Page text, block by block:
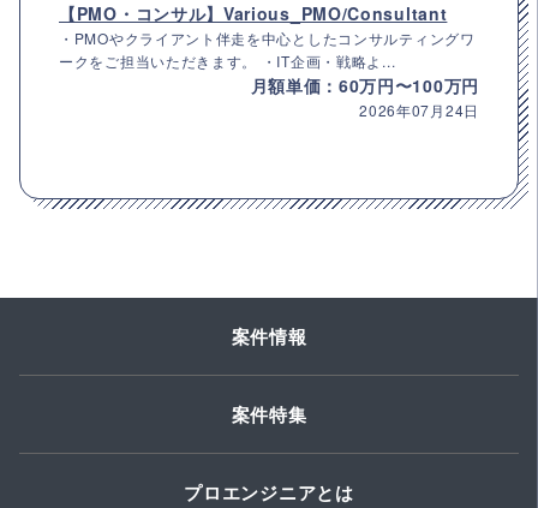
【PMO・コンサル】Various_PMO/Consultant
・PMOやクライアント伴走を中心としたコンサルティングワ
ークをご担当いただきます。 ・IT企画・戦略よ...
月額単価：60万円〜100万円
2026年07月24日
案件情報
案件特集
プロエンジニアとは